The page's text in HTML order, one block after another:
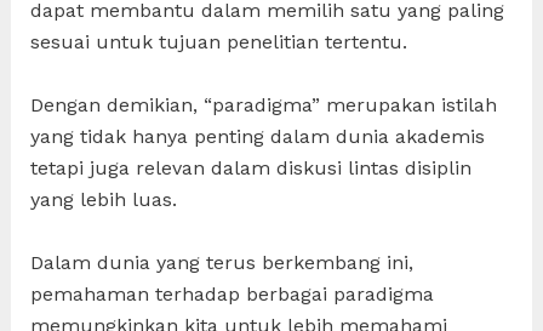
dapat membantu dalam memilih satu yang paling
sesuai untuk tujuan penelitian tertentu.
Dengan demikian, “paradigma” merupakan istilah
yang tidak hanya penting dalam dunia akademis
tetapi juga relevan dalam diskusi lintas disiplin
yang lebih luas.
Dalam dunia yang terus berkembang ini,
pemahaman terhadap berbagai paradigma
memungkinkan kita untuk lebih memahami